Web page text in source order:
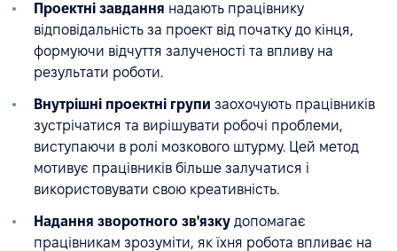
Проектні завдання надають працівнику
відповідальність за проект від початку до кінця,
формуючи відчуття залученості та впливу на
результати роботи.
Внутрішні проектні групи заохочують працівників
зустрічатися та вирішувати робочі проблеми,
виступаючи в ролі мозкового штурму. Цей метод
мотивує працівників більше залучатися і
використовувати свою креативність.
Надання зворотного зв'язку допомагає
працівникам зрозуміти, як їхня робота впливає на